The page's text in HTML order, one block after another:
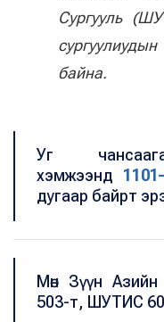
Сургууль
байна.
Уг
хэмжээнд
дугаар байрт
Мөн Зүүн
503-т, ШУТИС